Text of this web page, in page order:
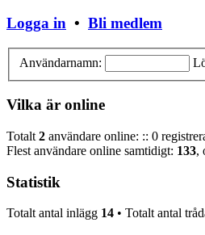
Logga in • Bli medlem
Användarnamn:
Vilka är online
Totalt 2 användare online: :: 0
Flest användare online samtidigt: 133,
Statistik
Totalt antal inlägg 14 • Totalt antal